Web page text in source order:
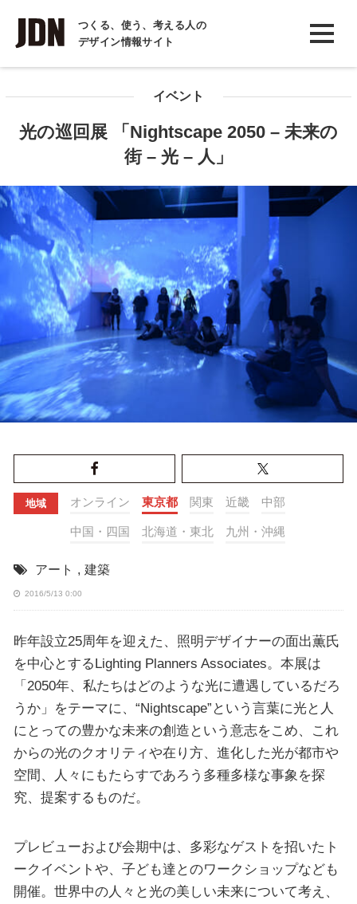
つくる、使う、考える人の
デザイン情報サイト
INTERVIEW
インタビュー
COLUMN
イベント
光の巡回展 「Nightscape 2050 – 未来の
街 – 光 – 人」
地域 オンライン 東京都 関東 近畿 中部
中国・四国 北海道・東北 九州・沖縄
アート , 建築
2016/5/13 0:00
昨年設立25周年を迎えた、照明デザイナーの面出薫氏
を中心とするLighting Planners Associates。本展は
「2050年、私たちはどのような光に遭遇しているだろ
うか」をテーマに、“Nightscape”という言葉に光と人
にとっての豊かな未来の創造という意志をこめ、これ
からの光のクオリティや在り方、進化した光が都市や
空間、人々にもたらすであろう多種多様な事象を探
究、提案するものだ。
プレビューおよび会期中は、多彩なゲストを招いたト
ークイベントや、子ども達とのワークショップなども
開催。世界中の人々と光の美しい未来について考え、